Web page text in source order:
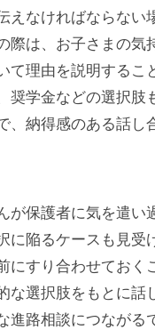
えなければならない
際は、お子さまの気
て理由を説明するこ
奨学金などの選択肢
、納得感のある話し
が保護者に気を遣い
に陥るケースも見受
にすり合わせておく
な選択肢をもとに話
進路相談につながる